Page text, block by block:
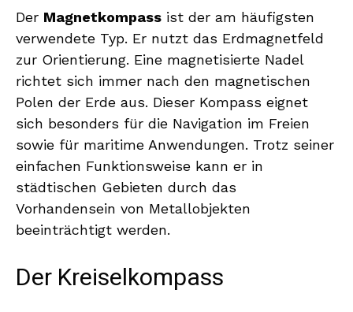
Der Magnetkompass ist der am häufigsten
verwendete Typ. Er nutzt das Erdmagnetfeld
zur Orientierung. Eine magnetisierte Nadel
richtet sich immer nach den magnetischen
Polen der Erde aus. Dieser Kompass eignet
sich besonders für die Navigation im Freien
sowie für maritime Anwendungen. Trotz seiner
einfachen Funktionsweise kann er in
städtischen Gebieten durch das
Vorhandensein von Metallobjekten
beeinträchtigt werden.
Der Kreiselkompass